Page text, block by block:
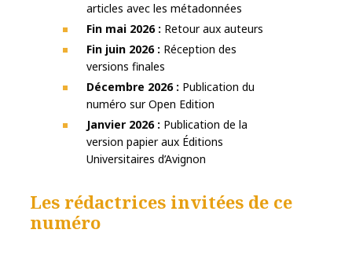
articles avec les métadonnées
Fin mai 2026 : Retour aux auteurs
Fin juin 2026 : Réception des
versions finales
Décembre 2026 : Publication du
numéro sur Open Edition
Janvier 2026 : Publication de la
version papier aux Éditions
Universitaires d’Avignon
Les rédactrices invitées de ce
numéro